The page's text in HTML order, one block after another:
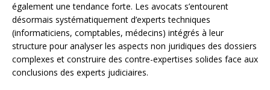
également une tendance forte. Les avocats s’entourent
désormais systématiquement d’experts techniques
(informaticiens, comptables, médecins) intégrés à leur
structure pour analyser les aspects non juridiques des dossiers
complexes et construire des contre-expertises solides face aux
conclusions des experts judiciaires.